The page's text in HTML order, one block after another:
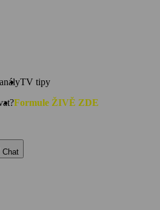
TV tipy
Formule ŽIVĚ ZDE
Chat